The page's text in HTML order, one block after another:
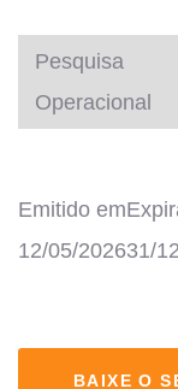
Pesquisa
Operacional
Emitido em
12/05/202631/
BAIXE O